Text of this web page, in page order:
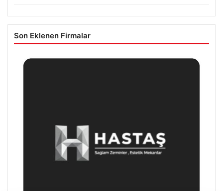
Son Eklenen Firmalar